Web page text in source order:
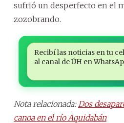
sufrió un desperfecto en el
zozobrando.
Recibí las noticias en tu
al canal de ÚH en
Nota relacionada: Dos
canoa en el río Aquidabán